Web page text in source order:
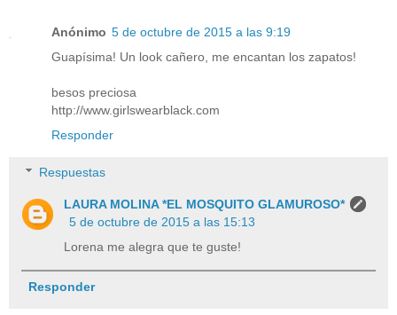
Anónimo 5 de octubre de 2015 a las 9:19
Guapísima! Un look cañero, me encantan los zapatos!
besos preciosa
http://www.girlswearblack.com
Responder
Respuestas
LAURA MOLINA *EL MOSQUITO GLAMUROSO*
5 de octubre de 2015 a las 15:13
Lorena me alegra que te guste!
Responder